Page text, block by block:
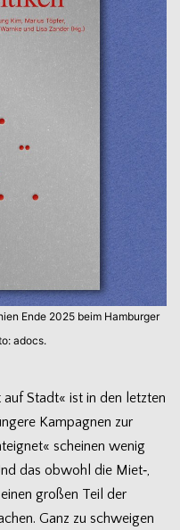
Ende 2025 beim Ham­bur­ger
adocs.
Stadt« ist in den letz­ten
Kam­pa­gnen zur
schei­nen wenig
das obwohl die Miet‑,
gro­ßen Teil der
Ganz zu schwei­gen